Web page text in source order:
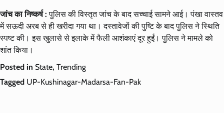
जांच का निष्कर्ष : पुलिस की विस्तृत जांच के बाद सच्चाई सामने आई। पंखा वास्तव
में सऊदी अरब से ही खरीदा गया था। दस्तावेजों की पुष्टि के बाद पुलिस ने स्थिति
स्पष्ट की। इस खुलासे से इलाके में फैली आशंकाएं दूर हुईं। पुलिस ने मामले को
शांत किया।
Posted in State, Trending
Tagged UP-Kushinagar-Madarsa-Fan-Pak